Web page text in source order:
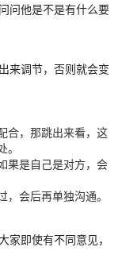
问他是不是有什么要
来调节，否则就会变
合，那跳出来看，这
果是自己是对方，会
会后再单独沟通。
即使有不同意见，